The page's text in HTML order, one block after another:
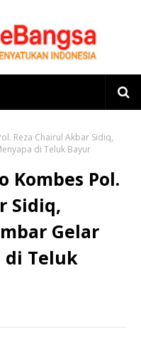
Reza Chairul Akbar Sidiq,
di Teluk Bayur
Kombes Pol.
Sidiq,
Gelar
di Teluk